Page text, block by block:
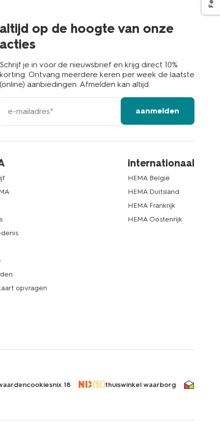
altijd op de hoogte van onze
acties
Schrijf je in voor de nieuwsbrief en krijg direct 10%
korting. Ontvang meerdere keren per week de laatste
(online) aanbiedingen. Afmelden kan altijd.
e-
mailadres
aanmelden
opvragen
internationaal
HEMA België
HEMA Duitsland
HEMA Frankrijk
HEMA Oostenrijk
cookiesnix 18 thuiswinkel waarborg